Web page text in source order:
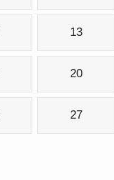
13
20
27